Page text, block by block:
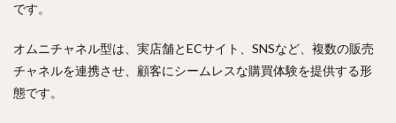
です。
オムニチャネル型は、実店舗とECサイト、SNSなど、複数の販売
チャネルを連携させ、顧客にシームレスな購買体験を提供する形
態です。